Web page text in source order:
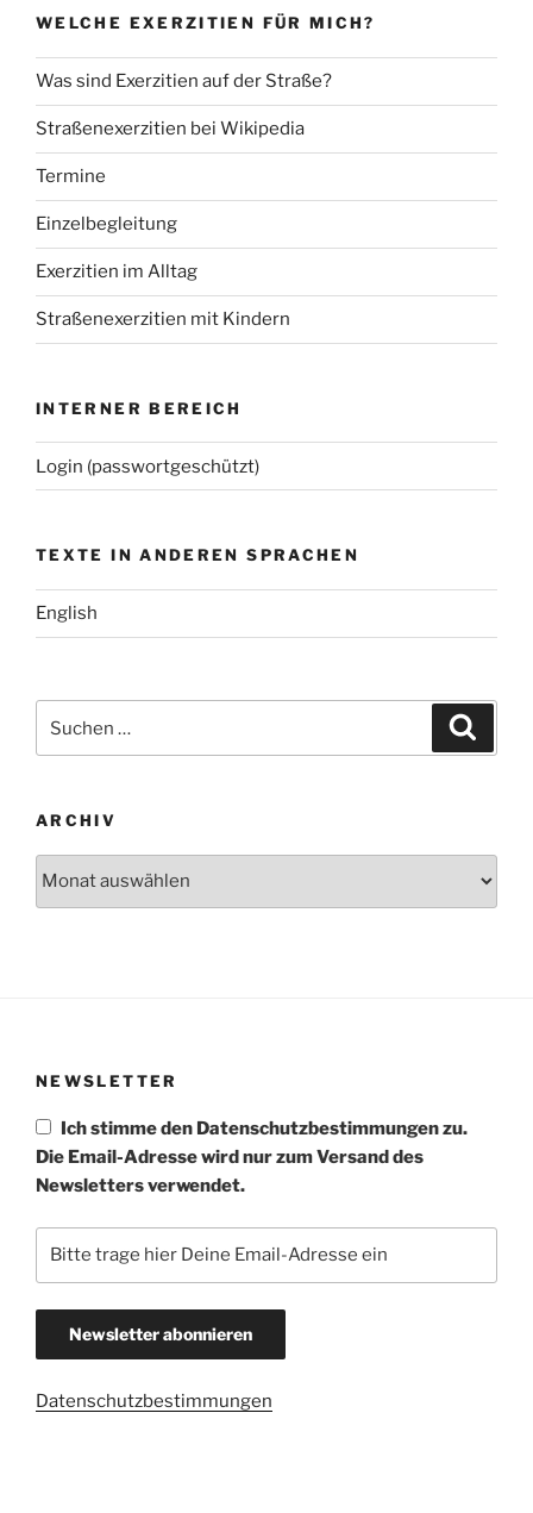
WELCHE EXERZITIEN FÜR MICH?
Was sind Exerzitien auf der Straße?
Straßenexerzitien bei Wikipedia
Termine
Einzelbegleitung
Exerzitien im Alltag
Straßenexerzitien mit Kindern
INTERNER BEREICH
Login (passwortgeschützt)
TEXTE IN ANDEREN SPRACHEN
English
nach:
ARCHIV
NEWSLETTER
Ich stimme den Datenschutzbestimmungen zu.
Die Email-Adresse wird nur zum Versand des
Newsletters verwendet.
Datenschutzbestimmungen